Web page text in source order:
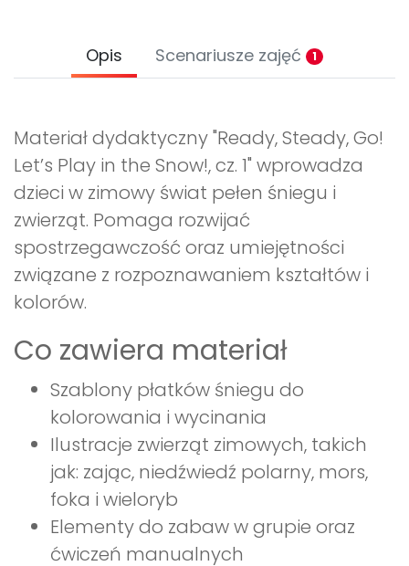
Opis Scenariusze zajęć 1
Materiał dydaktyczny "Ready, Steady, Go!
Let’s Play in the Snow!, cz. 1" wprowadza
dzieci w zimowy świat pełen śniegu i
zwierząt. Pomaga rozwijać
spostrzegawczość oraz umiejętności
związane z rozpoznawaniem kształtów i
kolorów.
Co zawiera materiał
Szablony płatków śniegu do
kolorowania i wycinania
Ilustracje zwierząt zimowych, takich
jak: zając, niedźwiedź polarny, mors,
foka i wieloryb
Elementy do zabaw w grupie oraz
ćwiczeń manualnych